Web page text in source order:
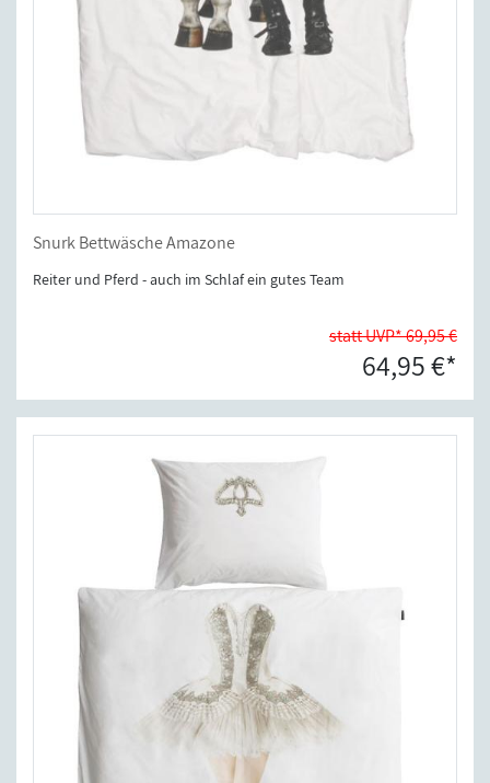
Snurk Bettwäsche Amazone
Reiter und Pferd - auch im Schlaf ein gutes Team
statt UVP* 69,95 €
64,95 €*